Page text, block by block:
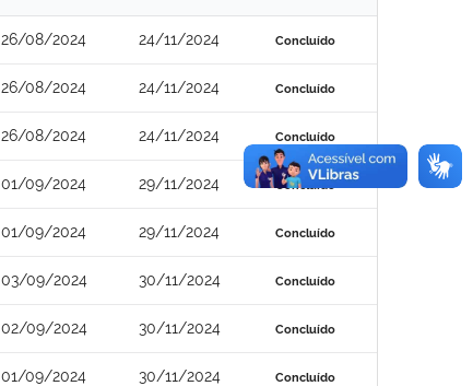
26/08/2024 24/11/2024 Concluído
26/08/2024 24/11/2024 Concluído
26/08/2024 24/11/2024 Concluído
01/09/2024 29/11/2024 Concluído
01/09/2024 29/11/2024 Concluído
03/09/2024 30/11/2024 Concluído
02/09/2024 30/11/2024 Concluído
01/09/2024 30/11/2024 Concluído